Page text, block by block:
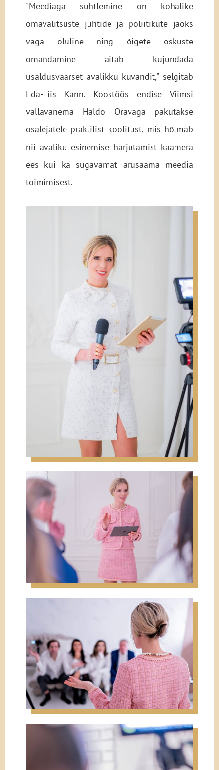
"Meediaga suhtlemine on kohalike
omavalitsuste juhtide ja poliitikute jaoks
väga oluline ning õigete oskuste
omandamine aitab kujundada
usaldusväärset avalikku kuvandit," selgitab
Eda-Liis Kann. Koostöös endise Viimsi
vallavanema Haldo Oravaga pakutakse
osalejatele praktilist koolitust, mis hõlmab
nii avaliku esinemise harjutamist kaamera
ees kui ka sügavamat arusaama meedia
toimimisest.